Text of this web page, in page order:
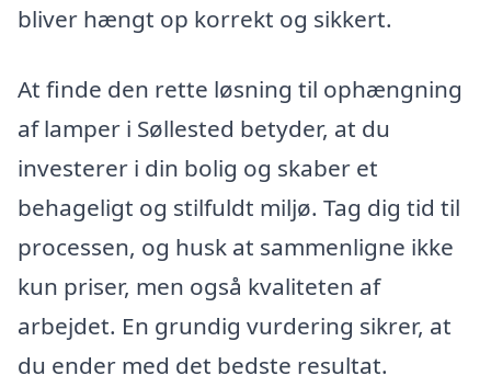
bliver hængt op korrekt og sikkert.
At finde den rette løsning til ophængning
af lamper i Søllested betyder, at du
investerer i din bolig og skaber et
behageligt og stilfuldt miljø. Tag dig tid til
processen, og husk at sammenligne ikke
kun priser, men også kvaliteten af
arbejdet. En grundig vurdering sikrer, at
du ender med det bedste resultat.